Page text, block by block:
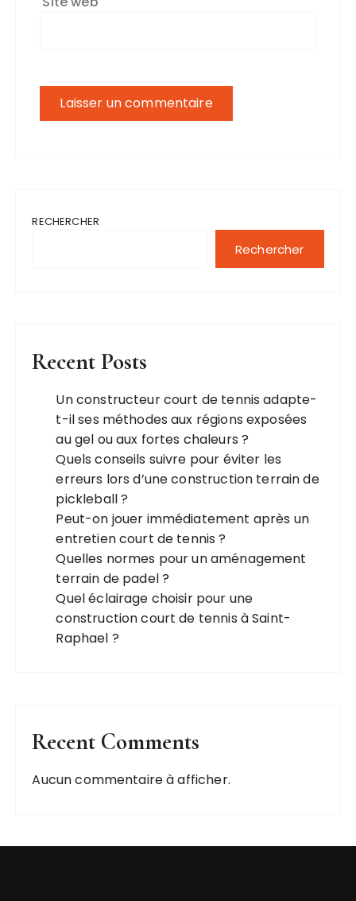
RECHERCHER
Rechercher
Recent Posts
Un constructeur court de tennis adapte-
t-il ses méthodes aux régions exposées
au gel ou aux fortes chaleurs ?
Quels conseils suivre pour éviter les
erreurs lors d’une construction terrain de
pickleball ?
Peut-on jouer immédiatement après un
entretien court de tennis ?
Quelles normes pour un aménagement
terrain de padel ?
Quel éclairage choisir pour une
construction court de tennis à Saint-
Raphael ?
Recent Comments
Aucun commentaire à afficher.